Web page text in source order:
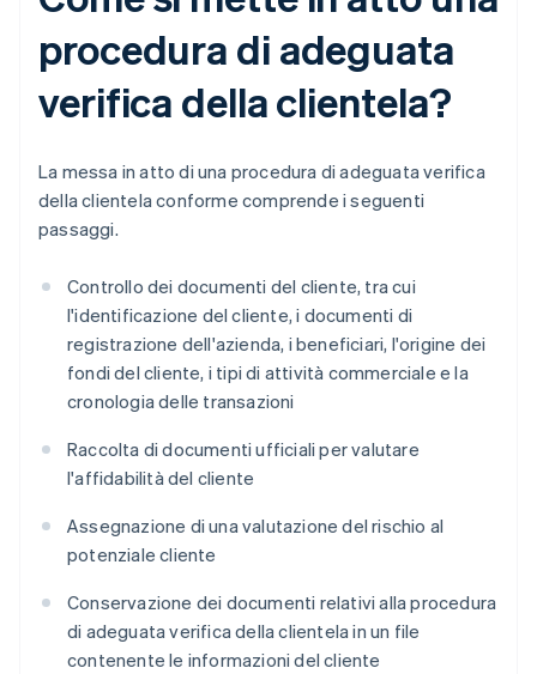
procedura di adeguata
verifica della clientela?
La messa in atto di una procedura di adeguata verifica
della clientela conforme comprende i seguenti
passaggi.
Controllo dei documenti del cliente, tra cui
l'identificazione del cliente, i documenti di
registrazione dell'azienda, i beneficiari, l'origine dei
fondi del cliente, i tipi di attività commerciale e la
cronologia delle transazioni
Raccolta di documenti ufficiali per valutare
l'affidabilità del cliente
Assegnazione di una valutazione del rischio al
potenziale cliente
Conservazione dei documenti relativi alla procedura
di adeguata verifica della clientela in un file
contenente le informazioni del cliente